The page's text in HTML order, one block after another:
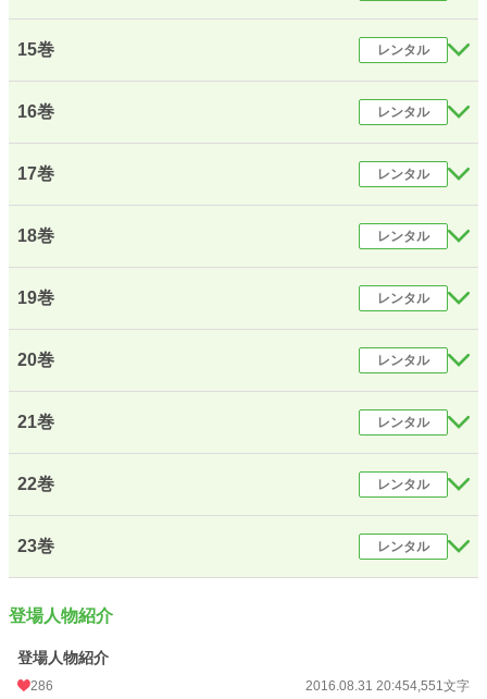
15巻 レンタル
16巻 レンタル
17巻 レンタル
18巻 レンタル
19巻 レンタル
20巻 レンタル
21巻 レンタル
22巻 レンタル
23巻 レンタル
登場人物紹介
登場人物紹介
286 2016.08.31 20:454,551文字